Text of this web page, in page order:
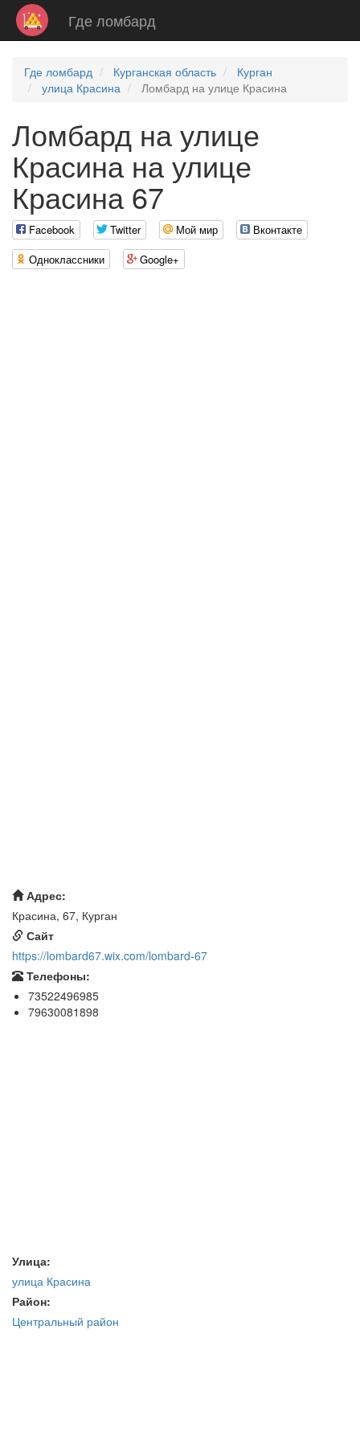
Где ломбард
Где ломбард Курганская область
Курган
улица Красина
Ломбард на улице Красина
Ломбард на улице
Красина на улице
Красина 67
Facebook Twitter Мой мир
Вконтакте
Одноклассники
Google+
Адрес:
Красина, 67, Курган
Сайт
https://lombard67.wix.com/lombard-67
Телефоны:
73522496985
79630081898
Улица:
улица Красина
Район:
Центральный район